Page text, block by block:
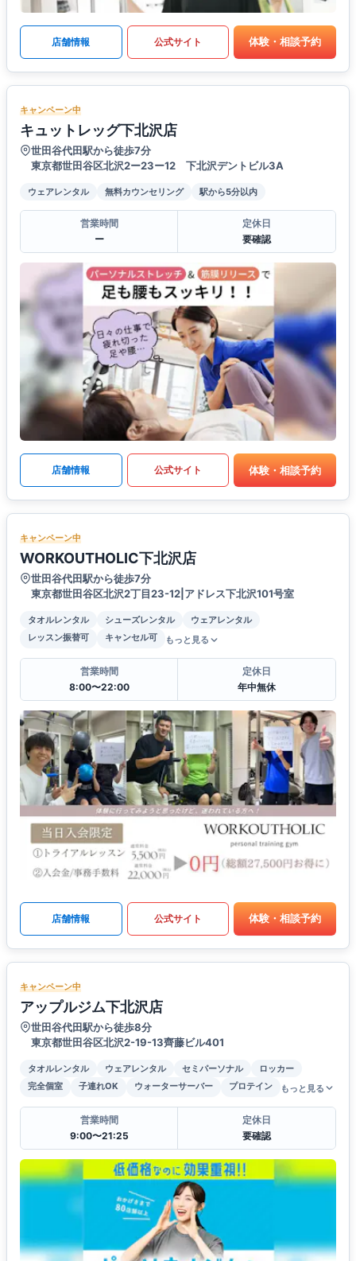
店舗情報 公式サイト 体験・相談予約
キャンペーン中
キュットレッグ下北沢店
世田谷代田駅から徒歩7分
東京都世田谷区北沢2ー23ー12 下北沢デントビル3A
ウェアレンタル 無料カウンセリング 駅から5分以内
営業時間
ー
定休日
要確認
店舗情報 公式サイト 体験・相談予約
キャンペーン中
WORKOUTHOLIC下北沢店
世田谷代田駅から徒歩7分
東京都世田谷区北沢2丁目23-12|アドレス下北沢101号室
タオルレンタル シューズレンタル
ウェアレンタル
レッスン振替可
キャンセル可 もっと見る
営業時間
8:00〜22:00
定休日
年中無休
店舗情報 公式サイト 体験・相談予約
キャンペーン中
アップルジム下北沢店
世田谷代田駅から徒歩8分
東京都世田谷区北沢2-19-13齊藤ビル401
タオルレンタル ウェアレンタル セミパーソナル
ロッカー
完全個室
子連れOK ウォーターサーバー プロテイン もっと見る
営業時間
9:00〜21:25
定休日
要確認